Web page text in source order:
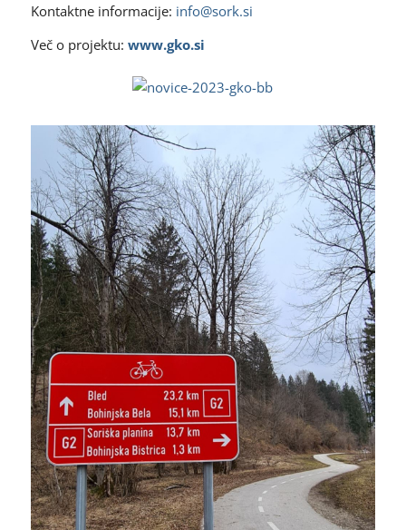
Kontaktne informacije: info@sork.si
Več o projektu: www.gko.si